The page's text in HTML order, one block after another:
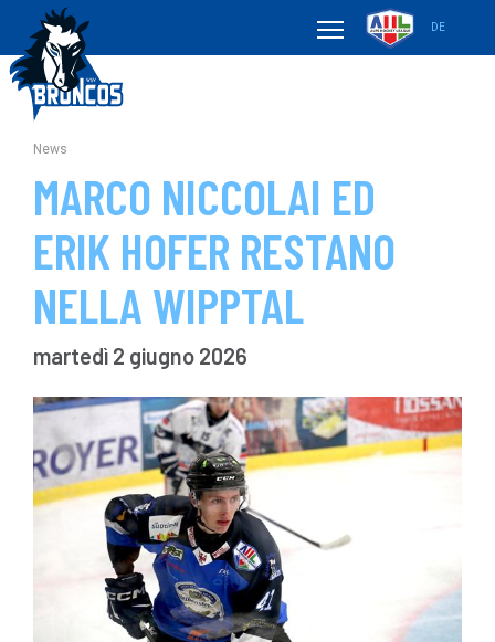
DE
News
MARCO NICCOLAI ED
ERIK HOFER RESTANO
NELLA WIPPTAL
martedì 2 giugno 2026